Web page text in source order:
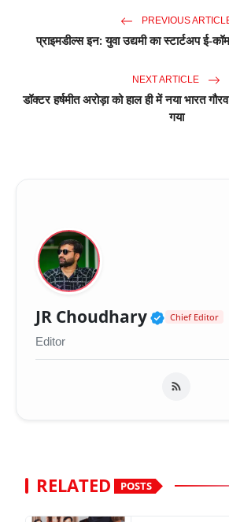
PREVIOUS
प्राइमडील्स इन: युवा उद्यमी का स्टार्टअप ई-
NEXT ARTICLE
डॉक्टर हर्षमीत अरोड़ा को हाल ही में नया भारत
गया
JR Choudhary Chief Editor
Editor
RELATED POSTS